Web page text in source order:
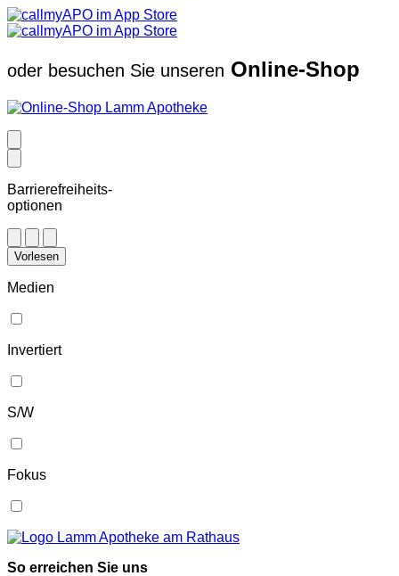
oder besuchen Sie unseren Online-Shop
Barrierefreiheits-
optionen
Vorlesen
Medien
Invertiert
S/W
Fokus
So erreichen Sie uns